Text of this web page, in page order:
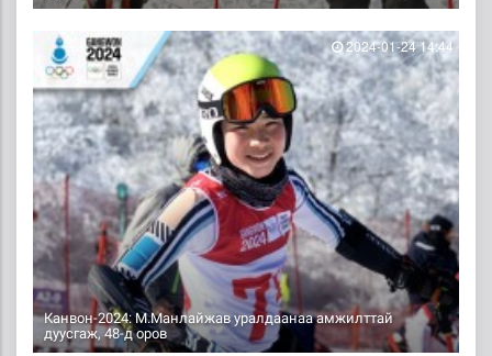
Канвон-2024: М.Манлайжав уралдаанаа амжилттай
дуусгаж, 48-д оров
2024-01-24 14:44